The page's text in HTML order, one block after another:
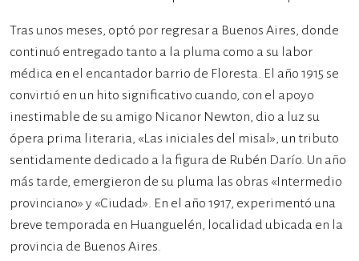
Tras unos meses, optó por regresar a Buenos Aires, donde
continuó entregado tanto a la pluma como a su labor
médica en el encantador barrio de Floresta. El año 1915 se
convirtió en un hito significativo cuando, con el apoyo
inestimable de su amigo Nicanor Newton, dio a luz su
ópera prima literaria, «Las iniciales del misal», un tributo
sentidamente dedicado a la figura de Rubén Darío. Un año
más tarde, emergieron de su pluma las obras «Intermedio
provinciano» y «Ciudad». En el año 1917, experimentó una
breve temporada en Huanguelén, localidad ubicada en la
provincia de Buenos Aires.